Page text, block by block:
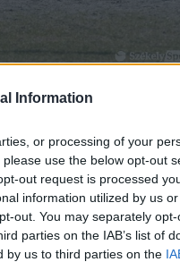
Information
or processing of your
use the below opt-out
out request is processed
information utilized by us
out. You may separately
parties on the IAB’s list of
by us to third parties on the
alig jutottak át
Antal és Fülöp
védelem miatt a
A 49. percben Nombot